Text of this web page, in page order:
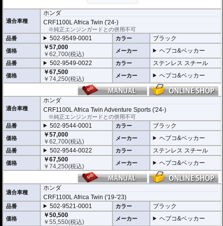
高い安全性
万が一の有事から車体を守ります。直接のダメージを防ぐだけでなく、衝撃を
多点に分散し、全体的にダメージを少なくする効果が期待できます。
地面と車体の間への足の挟み込みなども防ぐことも大事な機能です。
品質の差別化
ヘプコ&ベッカーのタンクガードにはパイプ内部に性質の異なる特殊強化パイ
プをさらに1本追加させた2重構造を採用。
肉厚スチールの加工が施されている車両接合ポイントはトライ&エラーより導
きだされた耐衝撃性に優れた構造です。
また多点支持や、パイプのつなぎ方も差し込みタイプとすることで、充分な強
これらのこだわりを元に、各所にツーリングライフの向上に貢献できるよう工
夫が施されています。
※オプションに補強ブラケット があります。
※オプションにヘッドライトグリル があります。(502-9549-0001/502-9549-0
022は設定なし)
※オプションにエンジンガード/タンクガード バッグがあります。
適合車種
ホンダ
CRF1100L Africa Twin ('24-)
※純正エンジンガードとの併用不可
品番
502-9549-0001 カラー ブラック
価格
￥57,000
￥62,700(税込) メーカー ヘプコ&ベッカー
品番 502-9549-0022 カラー ステンレス スチール
価格
￥67,500
￥74,250(税込) メーカー ヘプコ&ベッカー
適合車種
ホンダ
CRF1100L Africa Twin Adventure Sports ('24-)
※純正エンジンガードとの併用不可
品番
502-9544-0001 カラー ブラック
価格
￥57,000
￥62,700(税込) メーカー ヘプコ&ベッカー
品番 502-9544-0022 カラー ステンレス スチール
価格
￥67,500
￥74,250(税込) メーカー ヘプコ&ベッカー
適合車種
ホンダ
CRF1100L Africa Twin ('19-'23)
品番 502-9521-0001 カラー ブラック
価格
￥50,500
￥55,550(税込) メーカー ヘプコ&ベッカー